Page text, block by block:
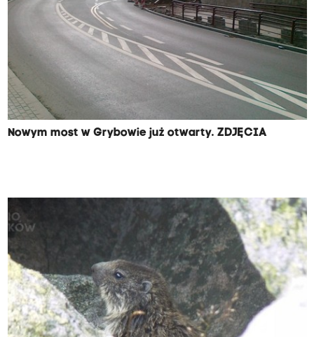
Nowym most w Grybowie już otwarty. ZDJĘCIA